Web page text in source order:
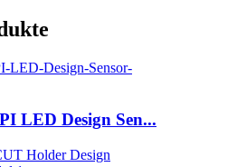
LED Design Sen...